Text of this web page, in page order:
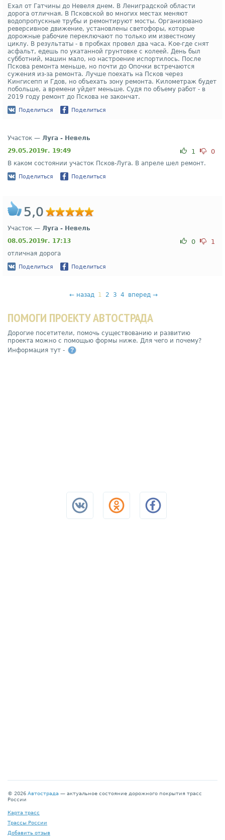
Ехал от Гатчины до Невеля днем. В Лениградской области
дорога отличная. В Псковской во многих местах меняют
водопропускные трубы и ремонтируют мосты. Организовано
реверсивное движение, установлены светофоры, которые
дорожные рабочие переключают по только им известному
циклу. В результаты - в пробках провел два часа. Кое-где снят
асфальт, едешь по укатанной грунтовке с колеей. День был
субботний, машин мало, но настроение испортилось. После
Пскова ремонта меньше, но почти до Опочки встречаются
сужения из-за ремонта. Лучше поехать на Псков через
Кингисепп и Гдов, но объехать зону ремонта. Километраж будет
побольше, а времени уйдет меньше. Судя по объему работ - в
2019 году ремонт до Пскова не закончат.
Поделиться Поделиться
Участок — Луга - Невель
29.05.2019г. 19:49
1 0
В каком состоянии участок Псков-Луга. В апреле шел ремонт.
Поделиться Поделиться
5,0
Участок — Луга - Невель
08.05.2019г. 17:13
0 1
отличная дорога
Поделиться Поделиться
← назад 1 2 3 4 вперед→
ПОМОГИ ПРОЕКТУ АВТОСТРАДА
Дорогие посетители, помочь существованию и развитию
проекта можно с помощью формы ниже. Для чего и почему?
Информация тут -
?
© 2026 Автострада — актуальное состояние дорожного покрытия трасс
России
Карта трасс
Трассы России
Добавить отзыв